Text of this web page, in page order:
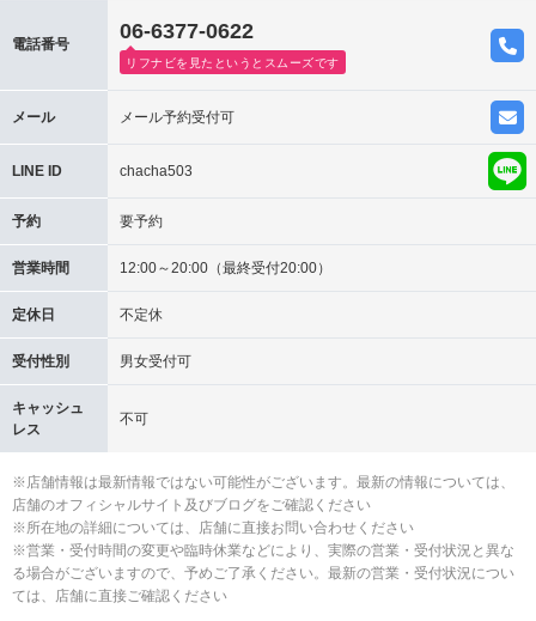
電話番号
06-6377-0622
リフナビを見たというとスムーズです
メール メール予約受付可
LINE ID chacha503
予約 要予約
営業時間 12:00～20:00（最終受付20:00）
定休日 不定休
受付性別 男女受付可
キャッシュ
レス
不可
※店舗情報は最新情報ではない可能性がございます。最新の情報については、
店舗のオフィシャルサイト及びブログをご確認ください
※所在地の詳細については、店舗に直接お問い合わせください
※営業・受付時間の変更や臨時休業などにより、実際の営業・受付状況と異な
る場合がございますので、予めご了承ください。最新の営業・受付状況につい
ては、店舗に直接ご確認ください